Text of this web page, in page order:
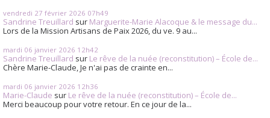
vendredi 27 février 2026 07h49
Sandrine Treuillard sur Marguerite-Marie Alacoque & le message du...
Lors de la Mission Artisans de Paix 2026, du ve. 9 au...
mardi 06 janvier 2026 12h42
Sandrine Treuillard sur Le rêve de la nuée (reconstitution) – École de...
Chère Marie-Claude, Je n'ai pas de crainte en...
mardi 06 janvier 2026 12h36
Marie-Claude sur Le rêve de la nuée (reconstitution) – École de...
Merci beaucoup pour votre retour. En ce jour de la...